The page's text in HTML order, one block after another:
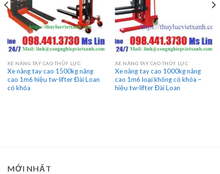
XE NÂNG TAY CAO THỦY LỰC
Xe nâng tay cao 1500kg nâng
cao 1m6 hiệu tw-lifter Đài Loan
có khóa
XE NÂNG TAY CAO THỦY LỰC
Xe nâng tay cao 1000kg nâng
cao 1m6 loại không có khóa –
hiệu tw-lifter Đài Loan
MỚI NHẤT